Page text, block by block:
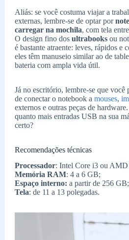
Aliás: se você costuma viajar a
externas, lembre-se de optar por
carregar na mochila, com tela
O design fino dos ultrabooks ou
é bastante atraente: leves, rápidos e
eles têm manuseio similar ao de
bateria com ampla vida útil.
Já no escritório, lembre-se que você
de conectar o notebook a mouses,
externos e outras peças de
quanto mais entradas USB na sua
certo?
Recomendações técnicas
Processador: Intel Core i3 ou
Memória RAM: 4 a 6 GB;
Espaço interno: a partir de 256 GB;
Tela: de 11 a 13 polegadas.